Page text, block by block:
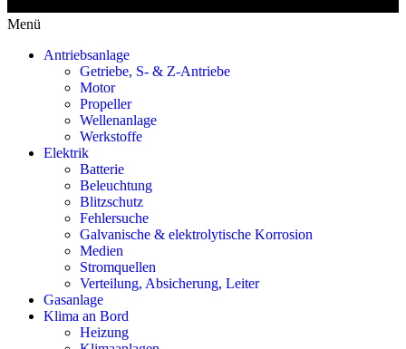
Menü
Antriebsanlage
Getriebe, S- & Z-Antriebe
Motor
Propeller
Wellenanlage
Werkstoffe
Elektrik
Batterie
Beleuchtung
Blitzschutz
Fehlersuche
Galvanische & elektrolytische Korrosion
Medien
Stromquellen
Verteilung, Absicherung, Leiter
Gasanlage
Klima an Bord
Heizung